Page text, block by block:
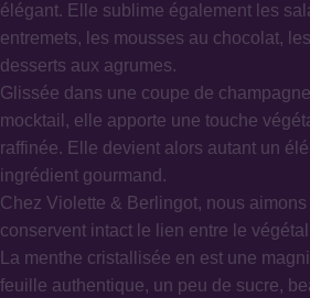
élégant. Elle sublime également les
entremets, les mousses au chocolat,
desserts aux agrumes.
Glissée dans une coupe de
mocktail, elle apporte une touche
raffinée. Elle devient alors autant un
ingrédient gourmand.
Chez Violette & Berlingot, nous
conservent intact le lien entre le
La menthe cristallisée en est une
feuille authentique, un peu de sucre,